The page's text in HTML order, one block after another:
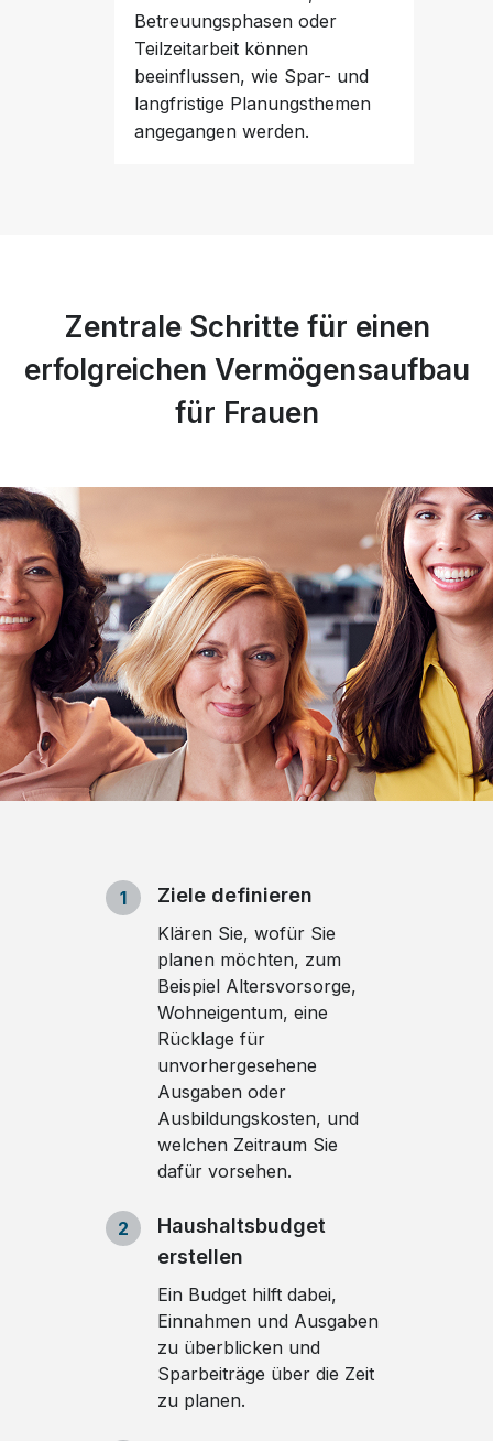
Betreuungsphasen oder
Teilzeitarbeit können
beeinflussen, wie Spar- und
langfristige Planungsthemen
angegangen werden.
Zentrale Schritte für einen
erfolgreichen Vermögensaufbau
für Frauen
1 Ziele definieren
Klären Sie, wofür Sie
planen möchten, zum
Beispiel Altersvorsorge,
Wohneigentum, eine
Rücklage für
unvorhergesehene
Ausgaben oder
Ausbildungskosten, und
welchen Zeitraum Sie
dafür vorsehen.
2
Haushaltsbudget
erstellen
Ein Budget hilft dabei,
Einnahmen und Ausgaben
zu überblicken und
Sparbeiträge über die Zeit
zu planen.